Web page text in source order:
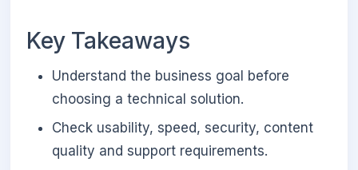
Key Takeaways
Understand the business goal before
choosing a technical solution.
Check usability, speed, security, content
quality and support requirements.